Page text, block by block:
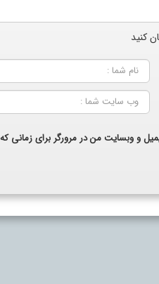
کنید
و وبسایت من در مرورگر برای زمانی